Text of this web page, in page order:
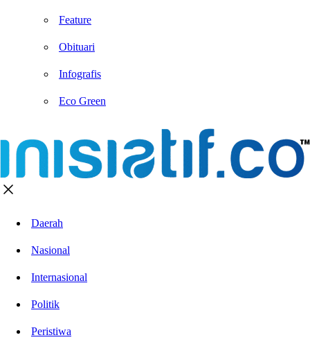
Feature
Obituari
Infografis
Eco Green
Daerah
Nasional
Internasional
Politik
Peristiwa